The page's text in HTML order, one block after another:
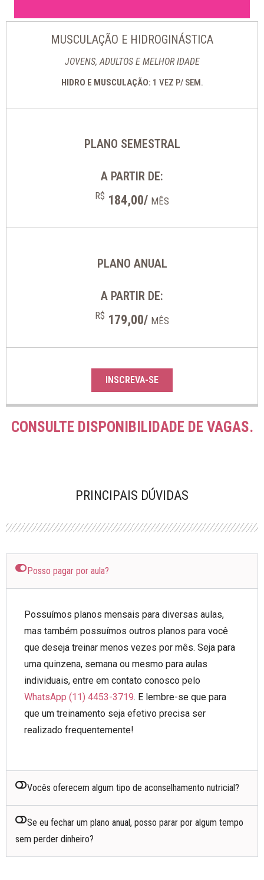
MUSCULAÇÃO E HIDROGINÁSTICA
JOVENS, ADULTOS E MELHOR IDADE
HIDRO E MUSCULAÇÃO: 1 VEZ P/ SEM.
PLANO SEMESTRAL
A PARTIR DE:
R$ 184,00/ MÊS
PLANO ANUAL
A PARTIR DE:
R$ 179,00/ MÊS
INSCREVA-SE
CONSULTE DISPONIBILIDADE DE VAGAS.
PRINCIPAIS DÚVIDAS
Posso pagar por aula?
Possuímos planos mensais para diversas aulas,
mas também possuímos outros planos para você
que deseja treinar menos vezes por mês. Seja para
uma quinzena, semana ou mesmo para aulas
individuais, entre em contato conosco pelo
WhatsApp (11) 4453-3719. E lembre-se que para
que um treinamento seja efetivo precisa ser
realizado frequentemente!
Vocês oferecem algum tipo de aconselhamento nutricial?
Se eu fechar um plano anual, posso parar por algum tempo
sem perder dinheiro?